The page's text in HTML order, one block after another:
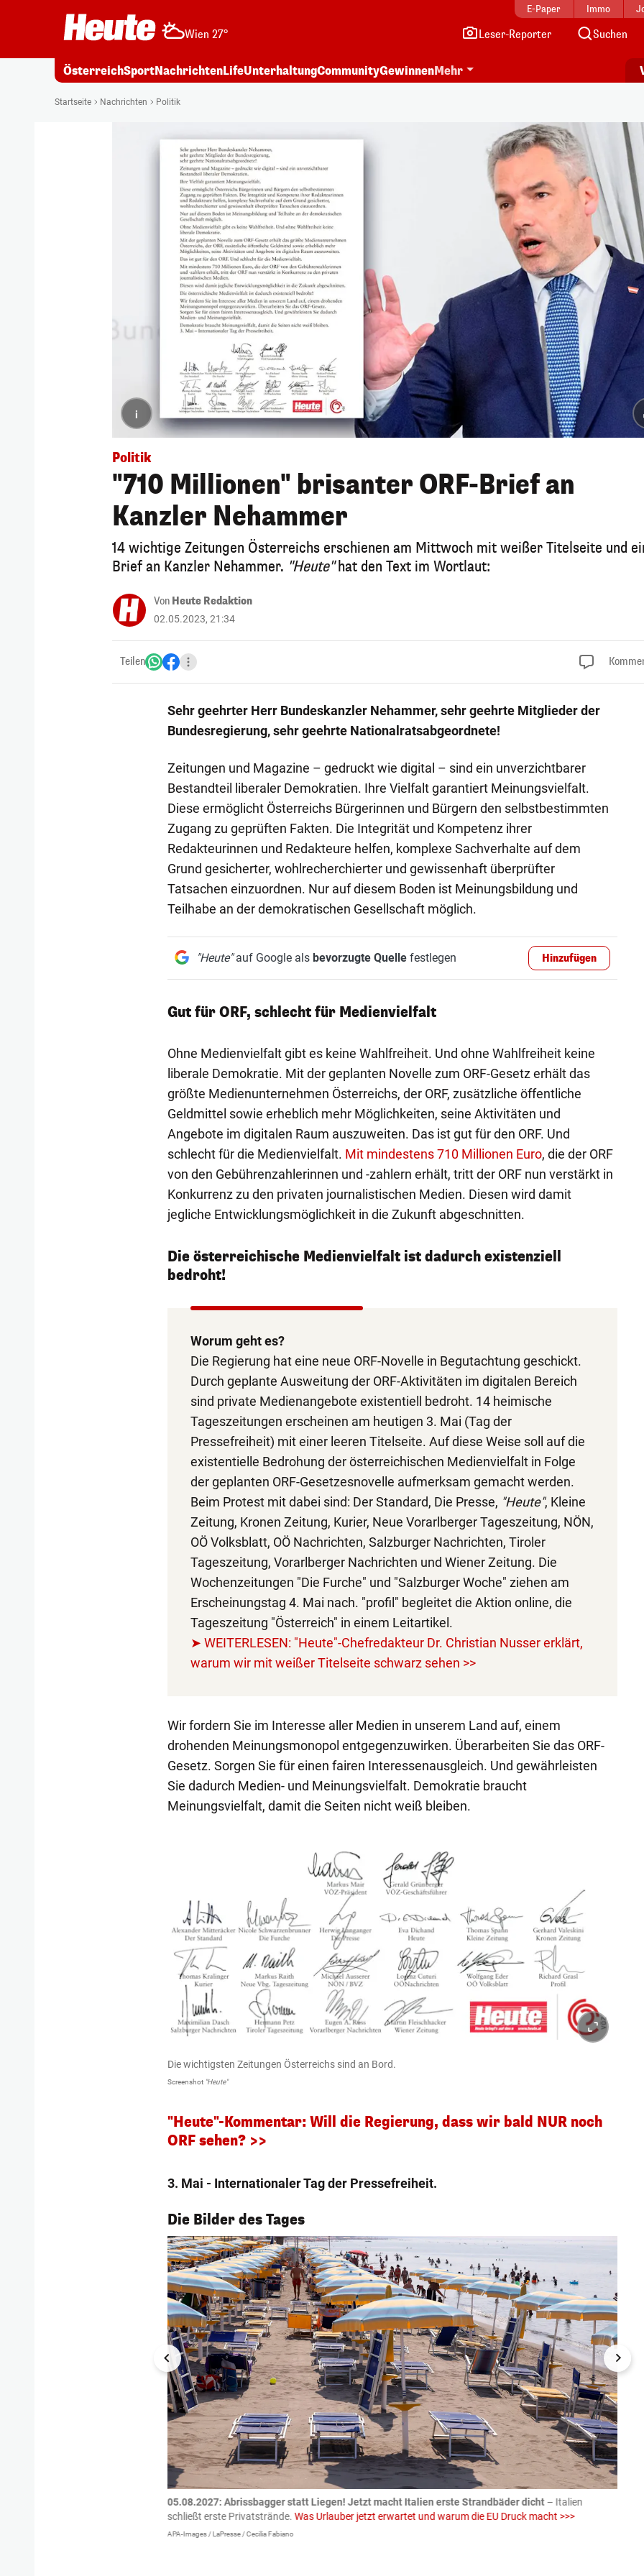
E-Paper Immo
Wien 27° Leser-Reporter Suchen
ÖsterreichSportNachrichtenLifeUnterhaltungCommunityGewinnenMehr
Startseite Nachrichten Politik
i
Politik
"710 Millionen" brisanter ORF-Brief an
Kanzler Nehammer
14 wichtige Zeitungen Österreichs erschienen am Mittwoch mit weißer Titelseite und
Brief an Kanzler Nehammer. "Heute"hat den Text im Wortlaut:
Von Heute Redaktion
02.05.2023, 21:34
Teilen
Sehr geehrter Herr Bundeskanzler Nehammer, sehr geehrte Mitglieder der
Bundesregierung, sehr geehrte Nationalratsabgeordnete!
Zeitungen und Magazine – gedruckt wie digital – sind ein unverzichtbarer
Bestandteil liberaler Demokratien. Ihre Vielfalt garantiert Meinungsvielfalt.
Diese ermöglicht Österreichs Bürgerinnen und Bürgern den selbstbestimmten
Zugang zu geprüften Fakten. Die Integrität und Kompetenz ihrer
Redakteurinnen und Redakteure helfen, komplexe Sachverhalte auf dem
Grund gesicherter, wohlrecherchierter und gewissenhaft überprüfter
Tatsachen einzuordnen. Nur auf diesem Boden ist Meinungsbildung und
Teilhabe an der demokratischen Gesellschaft möglich.
"Heute"auf Google als bevorzugte Quellefestlegen Hinzufügen
Gut für ORF, schlecht für Medienvielfalt
Ohne Medienvielfalt gibt es keine Wahlfreiheit. Und ohne Wahlfreiheit keine
liberale Demokratie. Mit der geplanten Novelle zum ORF-Gesetz erhält das
größte Medienunternehmen Österreichs, der ORF, zusätzliche öffentliche
Geldmittel sowie erheblich mehr Möglichkeiten, seine Aktivitäten und
Angebote im digitalen Raum auszuweiten. Das ist gut für den ORF. Und
schlecht für die Medienvielfalt. Mit mindestens 710 Millionen Euro, die der ORF
von den Gebührenzahlerinnen und -zahlern erhält, tritt der ORF nun verstärkt in
Konkurrenz zu den privaten journalistischen Medien. Diesen wird damit
jegliche Entwicklungsmöglichkeit in die Zukunft abgeschnitten.
Die österreichische Medienvielfalt ist dadurch existenziell
bedroht!
Worum geht es?
Die Regierung hat eine neue ORF-Novelle in Begutachtung geschickt.
Durch geplante Ausweitung der ORF-Aktivitäten im digitalen Bereich
sind private Medienangebote existentiell bedroht. 14 heimische
Tageszeitungen erscheinen am heutigen 3. Mai (Tag der
Pressefreiheit) mit einer leeren Titelseite. Auf diese Weise soll auf die
existentielle Bedrohung der österreichischen Medienvielfalt in Folge
der geplanten ORF-Gesetzesnovelle aufmerksam gemacht werden.
Beim Protest mit dabei sind: Der Standard, Die Presse, "Heute", Kleine
Zeitung, Kronen Zeitung, Kurier, Neue Vorarlberger Tageszeitung, NÖN,
OÖ Volksblatt, OÖ Nachrichten, Salzburger Nachrichten, Tiroler
Tageszeitung, Vorarlberger Nachrichten und Wiener Zeitung. Die
Wochenzeitungen "Die Furche" und "Salzburger Woche" ziehen am
Erscheinungstag 4. Mai nach. "profil" begleitet die Aktion online, die
Tageszeitung "Österreich" in einem Leitartikel.
➤ WEITERLESEN: "Heute"-Chefredakteur Dr. Christian Nusser erklärt,
warum wir mit weißer Titelseite schwarz sehen >>
Wir fordern Sie im Interesse aller Medien in unserem Land auf, einem
drohenden Meinungsmonopol entgegenzuwirken. Überarbeiten Sie das ORF-
Gesetz. Sorgen Sie für einen fairen Interessenausgleich. Und gewährleisten
Sie dadurch Medien- und Meinungsvielfalt. Demokratie braucht
Meinungsvielfalt, damit die Seiten nicht weiß bleiben.
Die wichtigsten Zeitungen Österreichs sind an Bord.
Screenshot "Heute"
"Heute"-Kommentar: Will die Regierung, dass wir bald NUR noch
ORF sehen? >>
3. Mai - Internationaler Tag der Pressefreiheit.
Die Bilder des Tages
1/53
05.08.2027: Abrissbagger statt Liegen! Jetzt macht Italien erste Strandbäder dicht– Italien
schließt erste Privatstrände.Was Urlauber jetzt erwartet und warum die EU Druck macht >>>
APA-Images / LaPresse / Cecilia Fabiano